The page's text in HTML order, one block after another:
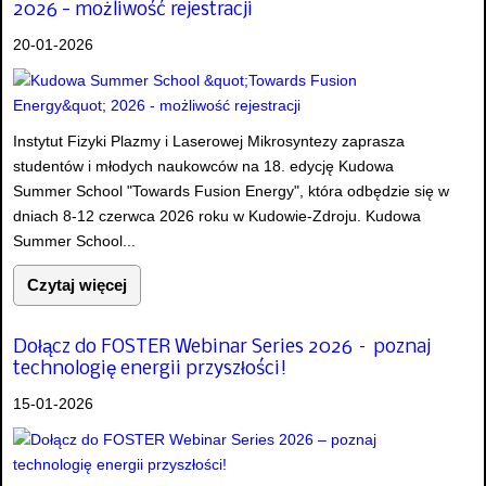
2026 - możliwość rejestracji
20-01-2026
Instytut Fizyki Plazmy i Laserowej Mikrosyntezy zaprasza
studentów i młodych naukowców na 18. edycję Kudowa
Summer School "Towards Fusion Energy", która odbędzie się w
dniach 8-12 czerwca 2026 roku w Kudowie-Zdroju. Kudowa
Summer School...
Czytaj więcej
Dołącz do FOSTER Webinar Series 2026 – poznaj
technologię energii przyszłości!
15-01-2026